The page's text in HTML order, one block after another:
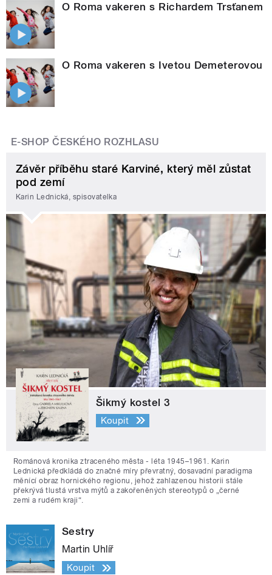
O Roma vakeren s Richardem Trsťanem
O Roma vakeren s Ivetou Demeterovou
E-SHOP ČESKÉHO ROZHLASU
Závěr příběhu staré Karviné, který měl zůstat
pod zemí
Karin Lednická, spisovatelka
Šikmý kostel 3
Koupit
Románová kronika ztraceného města - léta 1945–1961. Karin
Lednická předkládá do značné míry převratný, dosavadní paradigma
měnící obraz hornického regionu, jehož zahlazenou historii stále
překrývá tlustá vrstva mýtů a zakořeněných stereotypů o „černé
zemi a rudém kraji“.
Sestry
Martin Uhlíř
Koupit